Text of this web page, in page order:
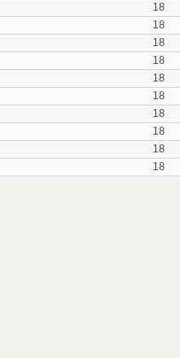
18
18
18
18
18
18
18
18
18
18